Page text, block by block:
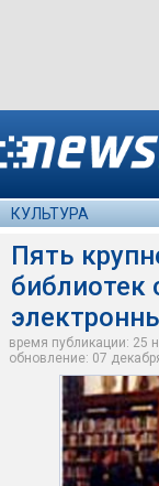
КУЛЬТУРА
Пять
библиотек
время публикации: 25
обновление: 07